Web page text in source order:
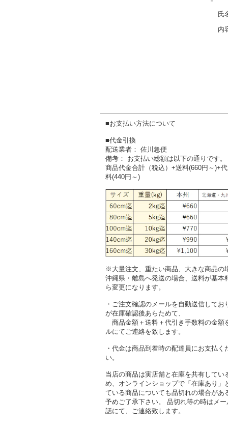
氏
内
■お支払い方法について
■代金引換
配送業者： 佐川急便
備考： お支払い総額は以下の通りです。
商品代金合計（税込）+送料(660円～)+
料(440円～)
※大量注文、重たい商品、大きな商品の
沖縄県・離島へ発送の場合、送料が基本
ら変更になります。
・ご注文確認のメールを自動送信してお
が在庫確認後あらためて、
商品金額＋送料＋代引き手数料の金額
ルにてご連絡を致します。
・代金は商品到着時の配達員にお支払く
い。
当店の商品は実店舗と在庫を共有してい
め、オンラインショップで「在庫あり」
ている商品についても品切れの場合があ
予めご了承下さい。 品切れ等の時はメー
話にて、ご連絡致します。